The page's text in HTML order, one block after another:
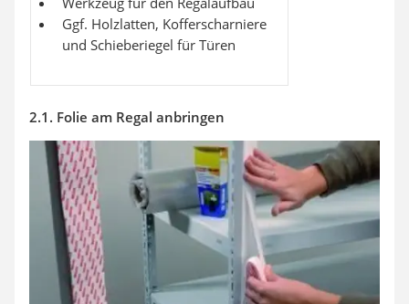
Ggf. Holzlatten, Kofferscharniere
und Schieberiegel für Türen
2.1. Folie am Regal anbringen